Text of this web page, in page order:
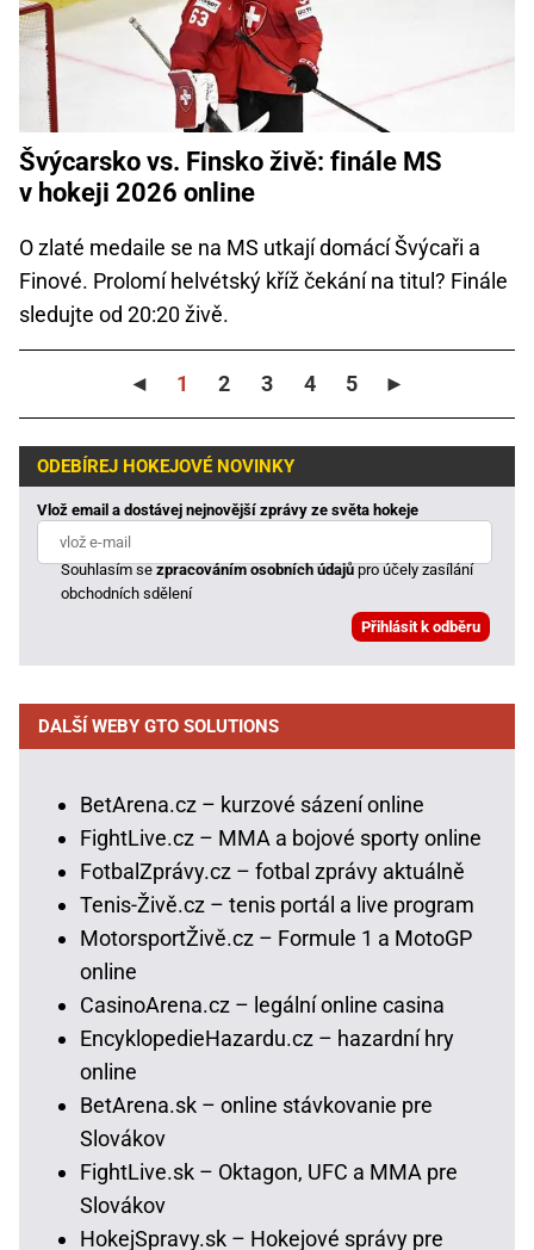
Švýcarsko vs. Finsko živě: finále MS
v hokeji 2026 online
O zlaté medaile se na MS utkají domácí Švýcaři a
Finové. Prolomí helvétský kříž čekání na titul? Finále
sledujte od 20:20 živě.
◄ 1 2 3 4 5 ►
ODEBÍREJ HOKEJOVÉ NOVINKY
Vlož email a dostávej nejnovější zprávy ze světa hokeje
Souhlasím sezpracováním osobních údajůpro účely zasílání
obchodních sdělení
DALŠÍ WEBY GTO SOLUTIONS
BetArena.cz – kurzové sázení online
FightLive.cz – MMA a bojové sporty online
FotbalZprávy.cz – fotbal zprávy aktuálně
Tenis-Živě.cz – tenis portál a live program
MotorsportŽivě.cz – Formule 1 a MotoGP
online
CasinoArena.cz – legální online casina
EncyklopedieHazardu.cz – hazardní hry
online
BetArena.sk – online stávkovanie pre
Slovákov
FightLive.sk – Oktagon, UFC a MMA pre
Slovákov
HokejSpravy.sk – Hokejové správy pre